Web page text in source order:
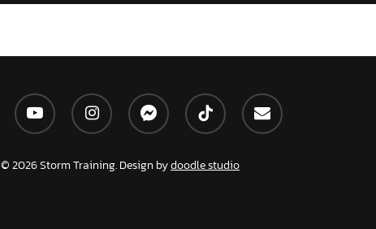
youtube instagram messenger tiktok email
© 2026 Storm Training. Design bydoodle studio